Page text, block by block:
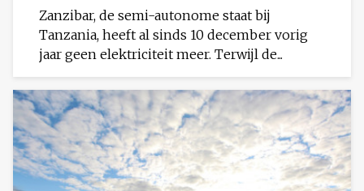
Zanzibar, de semi-autonome staat bij
Tanzania, heeft al sinds 10 december vorig
jaar geen elektriciteit meer. Terwijl de...